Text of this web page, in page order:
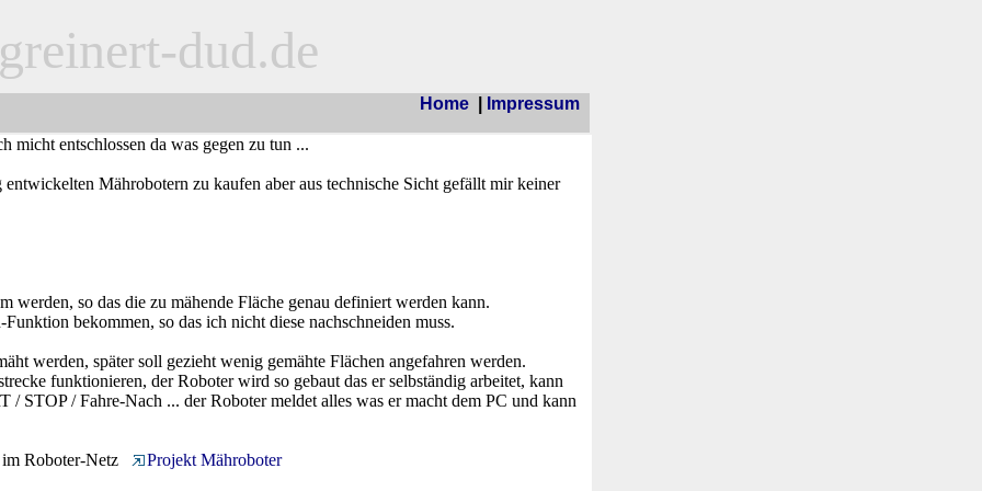
dud.de
Home Impressum
micht entschlossen da was gegen zu tun ...
Mährobotern zu kaufen aber aus technische Sicht gefällt mir keiner
werden, so das die zu mähende Fläche genau definiert werden kann.
bekommen, so das ich nicht diese nachschneiden muss.
werden, später soll gezieht wenig gemähte Flächen angefahren werden.
funktionieren, der Roboter wird so gebaut das er selbständig arbeitet, kann
/ STOP / Fahre-Nach ... der Roboter meldet alles was er macht dem PC und kann
Roboter-Netz Projekt Mähroboter